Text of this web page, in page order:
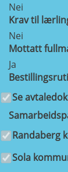
Nei
Krav til
Nei
Mottatt
Ja
Se
Randaberg
Sola